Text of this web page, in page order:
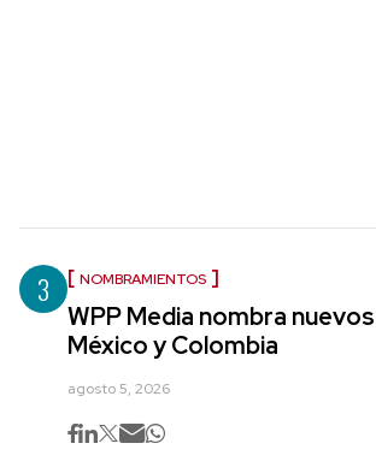
3 NOMBRAMIENTOS
WPP Media nombra
México y Colombia
agosto 5, 2026